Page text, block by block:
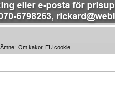
Ämne: Om kakor, EU cookie